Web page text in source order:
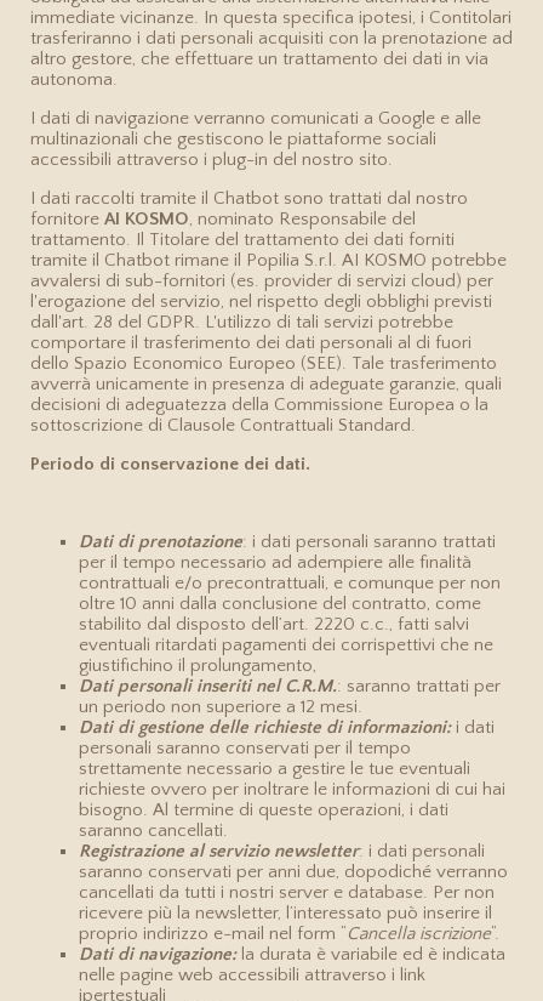
Perchè prenotare dal sito?
Miniclub gratuito dal 18/06 al 21/09
Perchè prenotare dal sito?
Parcheggio gratuito
Perchè prenotare dal sito?
2 bottigliette d’acqua gratuite in camera ogni
giorno
Perchè prenotare dal sito?
Accesso gratuito agli impianti sportivi e piscina
stagionale
immediate vicinanze. In questa specifica ipotesi, i Contitolari
trasferiranno i dati personali acquisiti con la prenotazione ad
altro gestore, che effettuare un trattamento dei dati in via
autonoma.
I dati di navigazione verranno comunicati a Google e alle
multinazionali che gestiscono le piattaforme sociali
accessibili attraverso i plug-in del nostro sito.
I dati raccolti tramite il Chatbot sono trattati dal nostro
fornitore AI KOSMO, nominato Responsabile del
trattamento. Il Titolare del trattamento dei dati forniti
tramite il Chatbot rimane il Popilia S.r.l. AI KOSMO potrebbe
avvalersi di sub-fornitori (es. provider di servizi cloud) per
l'erogazione del servizio, nel rispetto degli obblighi previsti
dall'art. 28 del GDPR. L'utilizzo di tali servizi potrebbe
comportare il trasferimento dei dati personali al di fuori
dello Spazio Economico Europeo (SEE). Tale trasferimento
avverrà unicamente in presenza di adeguate garanzie, quali
decisioni di adeguatezza della Commissione Europea o la
sottoscrizione di Clausole Contrattuali Standard.
Periodo di conservazione dei dati.
Dati di prenotazione: i dati personali saranno trattati
per il tempo necessario ad adempiere alle finalità
contrattuali e/o precontrattuali, e comunque per non
oltre 10 anni dalla conclusione del contratto, come
stabilito dal disposto dell’art. 2220 c.c., fatti salvi
eventuali ritardati pagamenti dei corrispettivi che ne
giustifichino il prolungamento,
Dati personali inseriti nel C.R.M.: saranno trattati per
un periodo non superiore a 12 mesi.
Dati di gestione delle richieste di informazioni: i dati
personali saranno conservati per il tempo
strettamente necessario a gestire le tue eventuali
richieste ovvero per inoltrare le informazioni di cui hai
bisogno. Al termine di queste operazioni, i dati
saranno cancellati.
Registrazione al servizio newsletter: i dati personali
saranno conservati per anni due, dopodiché verranno
cancellati da tutti i nostri server e database. Per non
ricevere più la newsletter, l’interessato può inserire il
proprio indirizzo e-mail nel form “Cancella iscrizione“.
Dati di navigazione:la durata è variabile ed è indicata
nelle pagine web accessibili attraverso i link
ipertestuali